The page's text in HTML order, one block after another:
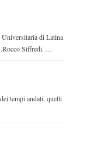
di Latina
Siffredi. …
tempi andati, quelli